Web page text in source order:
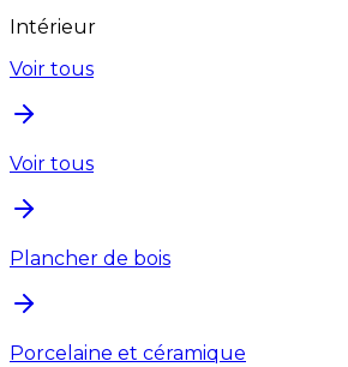
Intérieur
Voir tous
Voir tous
Plancher de bois
Porcelaine et céramique